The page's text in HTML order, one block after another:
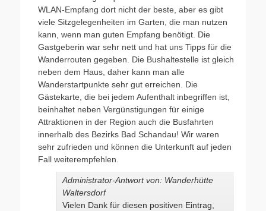
WLAN-Empfang dort nicht der beste, aber es gibt
viele Sitzgelegenheiten im Garten, die man nutzen
kann, wenn man guten Empfang benötigt. Die
Gastgeberin war sehr nett und hat uns Tipps für die
Wanderrouten gegeben. Die Bushaltestelle ist gleich
neben dem Haus, daher kann man alle
Wanderstartpunkte sehr gut erreichen. Die
Gästekarte, die bei jedem Aufenthalt inbegriffen ist,
beinhaltet neben Vergünstigungen für einige
Attraktionen in der Region auch die Busfahrten
innerhalb des Bezirks Bad Schandau! Wir waren
sehr zufrieden und können die Unterkunft auf jeden
Fall weiterempfehlen.
Administrator-Antwort von: Wanderhütte
Waltersdorf
Vielen Dank für diesen positiven Eintrag,